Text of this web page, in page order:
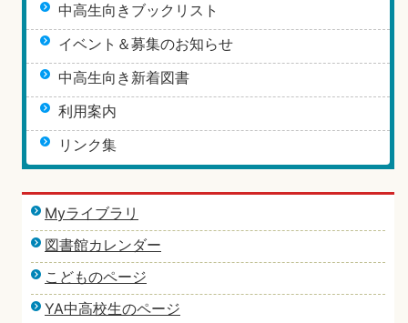
中高生向きブックリスト
イベント＆募集のお知らせ
中高生向き新着図書
利用案内
リンク集
Myライブラリ
図書館カレンダー
こどものページ
YA中高校生のページ